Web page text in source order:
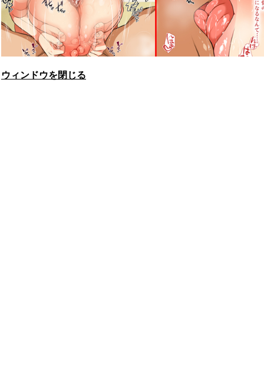
ウィンドウを閉じる